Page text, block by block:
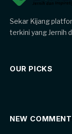
Sekar Kijang
terkini yang Jernih
OUR PICKS
NEW